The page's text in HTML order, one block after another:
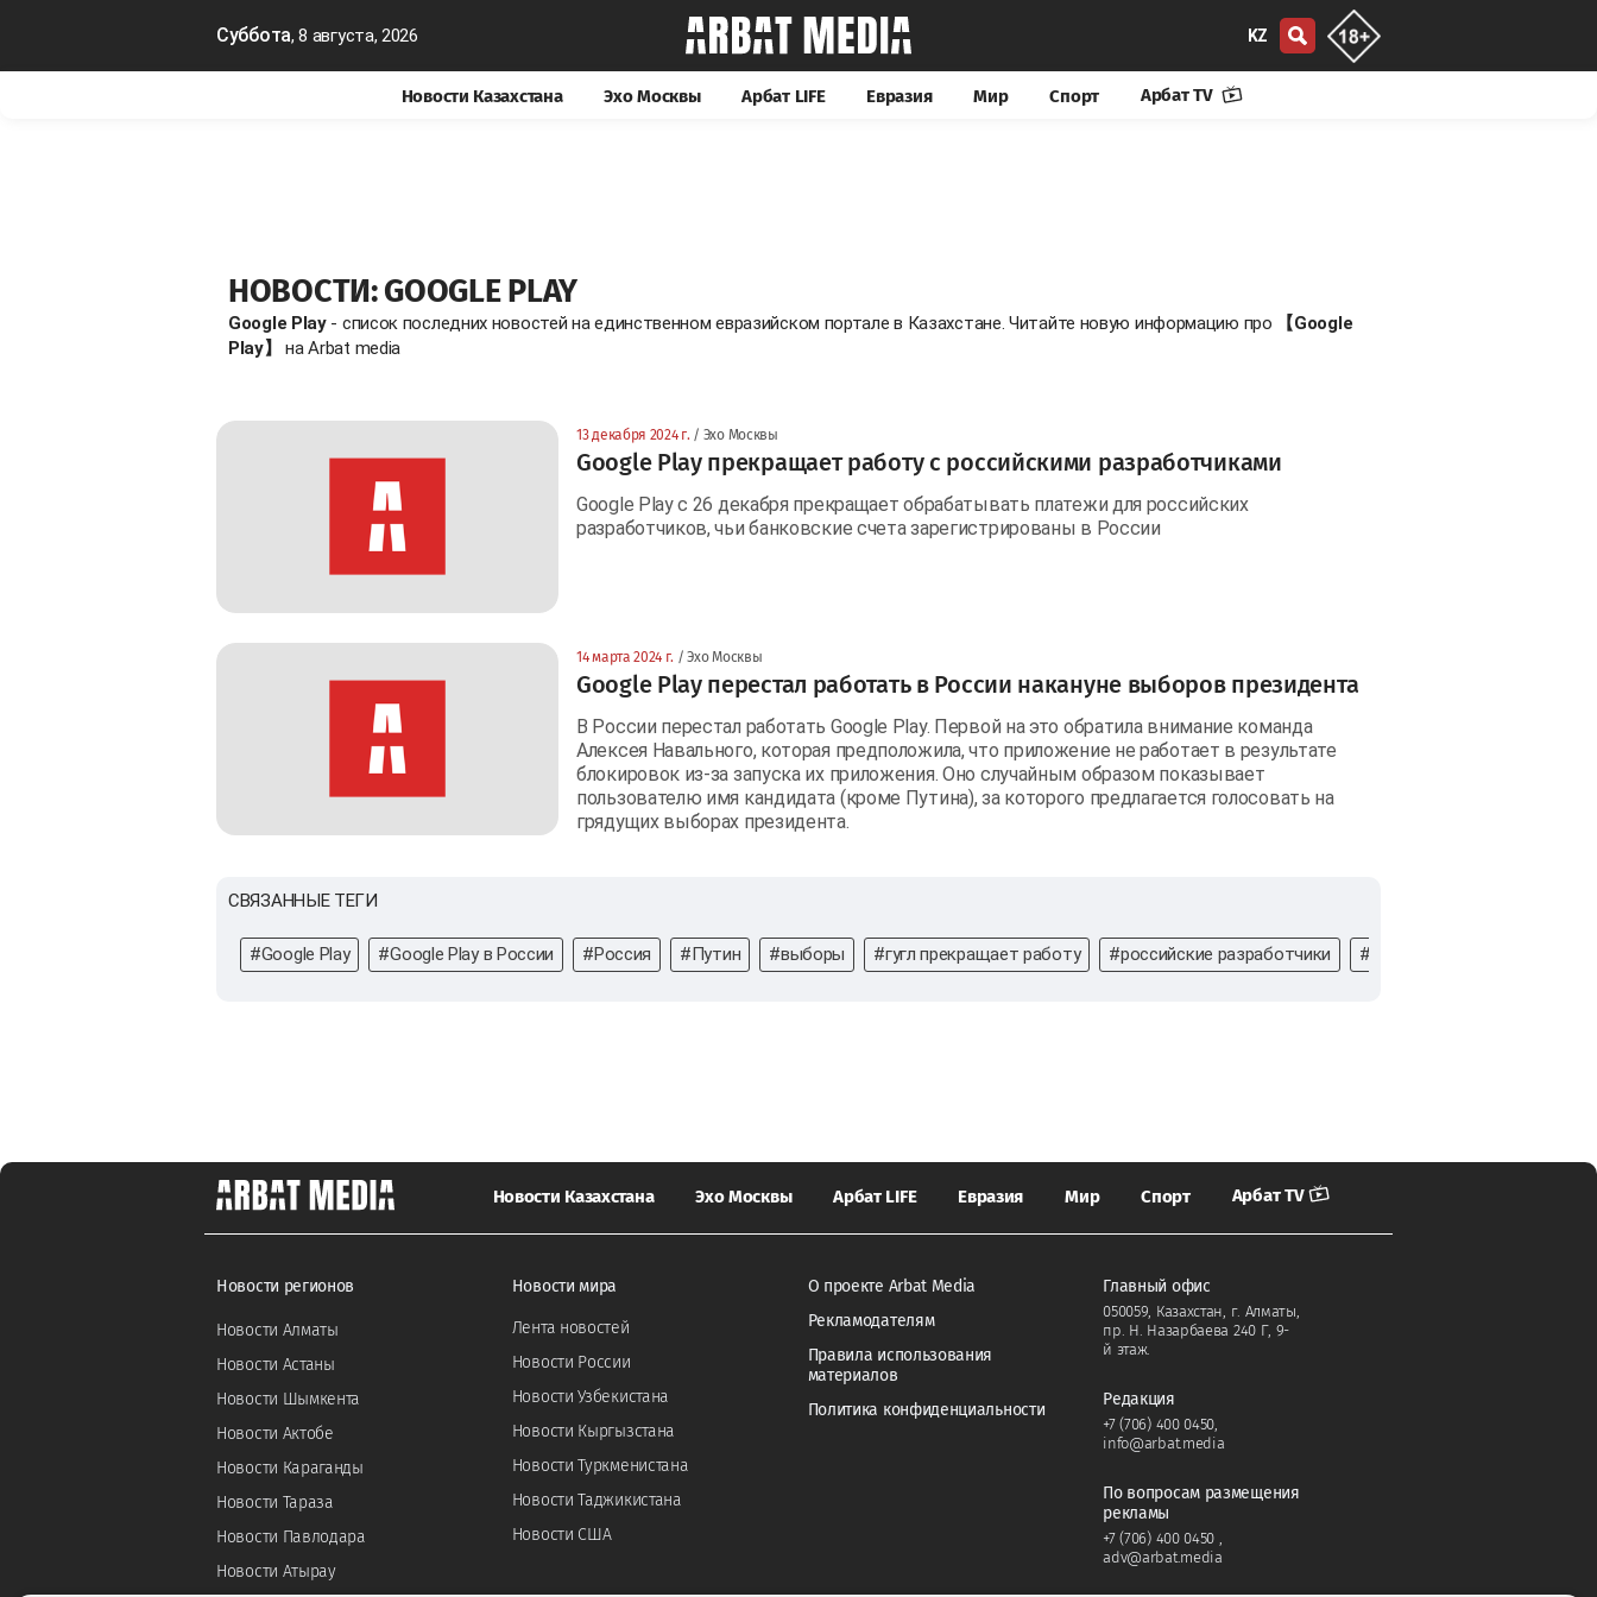
Суббота, 8 августа, 2026 KZ
Новости Казахстана Эхо Москвы Арбат LIFE Евразия Мир Спорт Арбат TV
НОВОСТИ: GOOGLE PLAY
Google Play- список последних новостей на единственном евразийском портале в Казахстане. Читайте новую информацию про
【Google
Play】
на Arbat media
13 декабря 2024 г. / Эхо Москвы
Google Play прекращает работу с российскими разработчиками
Google Play с 26 декабря прекращает обрабатывать платежи для российских
разработчиков, чьи банковские счета зарегистрированы в России
14 марта 2024 г. / Эхо Москвы
Google Play перестал работать в России накануне выборов президента
В России перестал работать Google Play. Первой на это обратила внимание команда
Алексея Навального, которая предположила, что приложение не работает в результате
блокировок из-за запуска их приложения. Оно случайным образом показывает
пользователю имя кандидата (кроме Путина), за которого предлагается голосовать на
грядущих выборах президента.
СВЯЗАННЫЕ ТЕГИ
#Google Play #Google Play в России #Россия #Путин #выборы #гугл прекращает работу #российские разработчики #монетизации
Новости Казахстана Эхо Москвы Арбат LIFE Евразия Мир Спорт Арбат TV
Новости регионов
Новости Алматы
Новости Астаны
Новости Шымкента
Новости Актобе
Новости Караганды
Новости Тараза
Новости Павлодара
Новости Атырау
Новости мира
Лента новостей
Новости России
Новости Узбекистана
Новости Кыргызстана
Новости Туркменистана
Новости Таджикистана
Новости США
О проекте Arbat Media
Рекламодателям
Правила использования
материалов
Политика конфиденциальности
Главный офис
050059, Казахстан, г. Алматы,
пр. Н. Назарбаева 240 Г, 9-
й этаж.
Редакция
+7 (706) 400 0450
info@arbat.media
По вопросам размещения
рекламы
+7 (706) 400 0450
adv@arbat.media